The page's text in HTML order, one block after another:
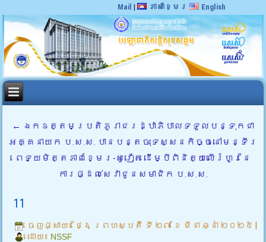
Mail | ភាសាខ្មែរ English
← ឯកឧត្តមប្រតិភូរាជរដ្ឋាភិបាលទទួលបន្ទុកជា
អគ្គនាយក ប.ស.ស. បានបន្តចុះទស្សនកិច្ចនៅមន្ទីរ
ពេទ្យមិត្តភាពខ្មែរ-សូវៀត ដើម្បីពិនិត្យលើរំហូរនៃ
ការផ្ដល់សេវាជូនសមាជិក ប.ស.ស.
11
ចេញផ្សាយ៖ ថ្ងៃ ព្រហស្បតិ៍ ទី ២៧ ខែ មីនា ឆ្នាំ ២០២៥
ដោយ៖ NSSF